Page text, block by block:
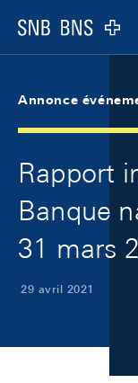
Logo
Annonce
Rapport
Banque
31 mars
29 avril 2021